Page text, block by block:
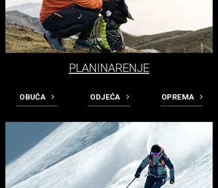
PLANINARENJE
OBUĆA ODJEĆA OPREMA